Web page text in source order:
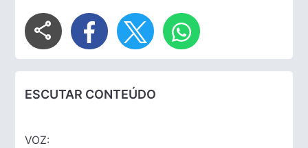
share
ESCUTAR CONTEÚDO
VOZ: